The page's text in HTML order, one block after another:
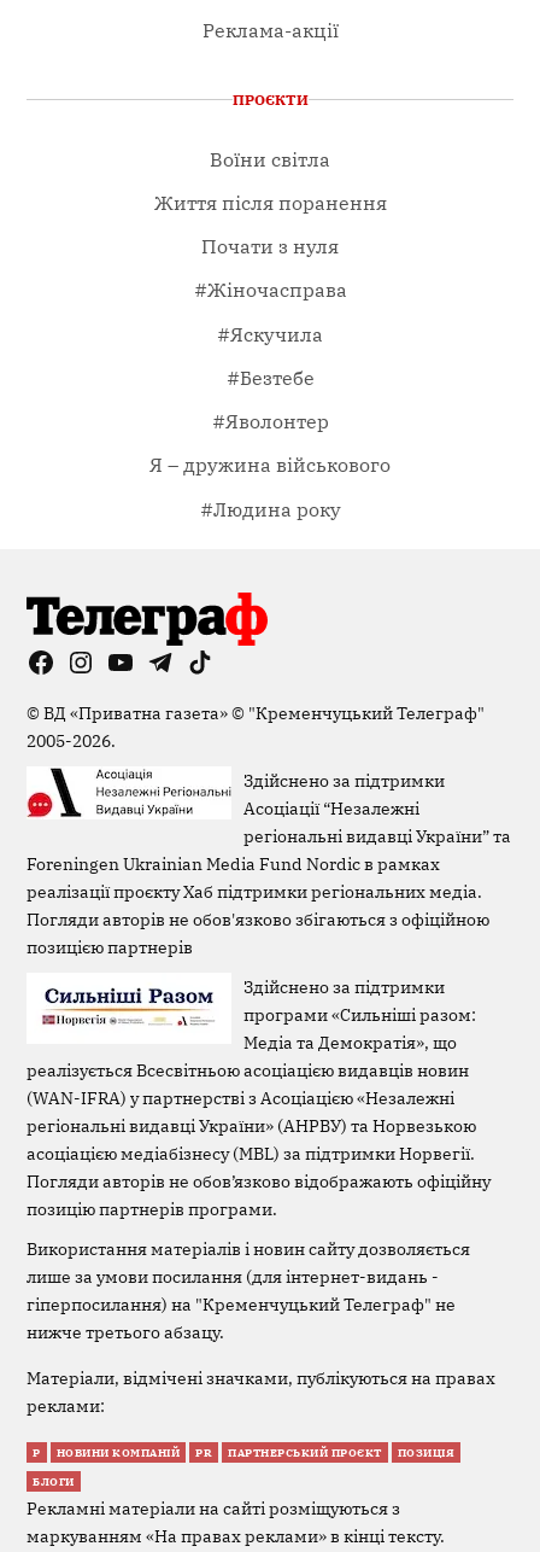
Реклама-акції
ПРОЄКТИ
Воїни світла
Життя після поранення
Почати з нуля
#Жіночасправа
#Яскучила
#Безтебе
#Яволонтер
Я – дружина військового
#Людина року
FacebookInstagram
YouTubeTelegramTikTok
©ВД «Приватна газета»© "Кременчуцький Телеграф"
2005-2026.
Здійснено за підтримки
Асоціації “Незалежні
регіональні видавці України” та
Foreningen Ukrainian Media Fund Nordic в рамках
реалізації проєкту Хаб підтримки регіональних медіа.
Погляди авторів не обов'язково збігаються з офіційною
позицією партнерів
Здійснено за підтримки
програми «Сильніші разом:
Медіа та Демократія», що
реалізується Всесвітньою асоціацією видавців новин
(WAN-IFRA) у партнерстві з Асоціацією «Незалежні
регіональні видавці України» (АНРВУ) та Норвезькою
асоціацією медіабізнесу (MBL) за підтримки Норвегії.
Погляди авторів не обов’язково відображають офіційну
позицію партнерів програми.
Використання матеріалів і новин сайту дозволяється
лише за умови посилання (для інтернет-видань -
гіперпосилання) на "Кременчуцький Телеграф" не
нижче третього абзацу.
Матеріали, відмічені значками, публікуються на правах
реклами:
Р НОВИНИ КОМПАНІЙ PR ПАРТНЕРСЬКИЙ ПРОЄКТ ПОЗИЦІЯ
БЛОГИ
Рекламні матеріали на сайті розміщуються з
маркуванням «На правах реклами» в кінці тексту.